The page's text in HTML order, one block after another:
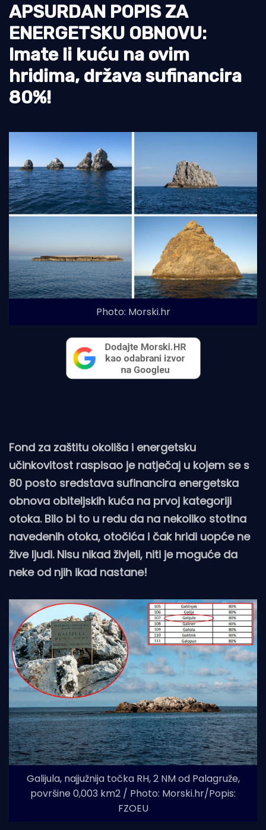
APSURDAN POPIS ZA
ENERGETSKU OBNOVU:
Imate li kuću na ovim
hridima, država sufinancira
80%!
Photo: Morski.hr
Fond za zaštitu okoliša i energetsku
učinkovitost raspisao je natječaj u kojem se s
80 posto sredstava sufinancira energetska
obnova obiteljskih kuća na prvoj kategoriji
otoka. Bilo bi to u redu da na nekoliko stotina
navedenih otoka, otočića i čak hridi uopće ne
žive ljudi. Nisu nikad živjeli, niti je moguće da
neke od njih ikad nastane!
Galijula, najjužnija točka RH, 2 NM od Palagruže,
površine 0,003 km2 / Photo: Morski.hr/Popis:
FZOEU